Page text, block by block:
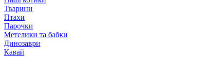
Тварини
Птахи
Парочки
Метелики та бабки
Динозаври
Кавай